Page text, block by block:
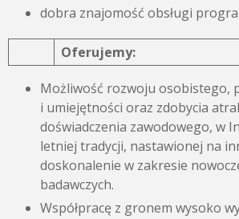
dobra znajomość obsługi
Oferujemy:
Możliwość rozwoju osobistego,
i umiejętności oraz zdobycia
doświadczenia zawodowego, w
letniej tradycji, nastawionej na
doskonalenie w zakresie
badawczych.
Współpracę z gronem wysoko